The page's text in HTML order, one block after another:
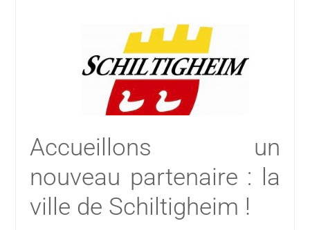
Accueillons un
nouveau partenaire : la
ville de Schiltigheim !